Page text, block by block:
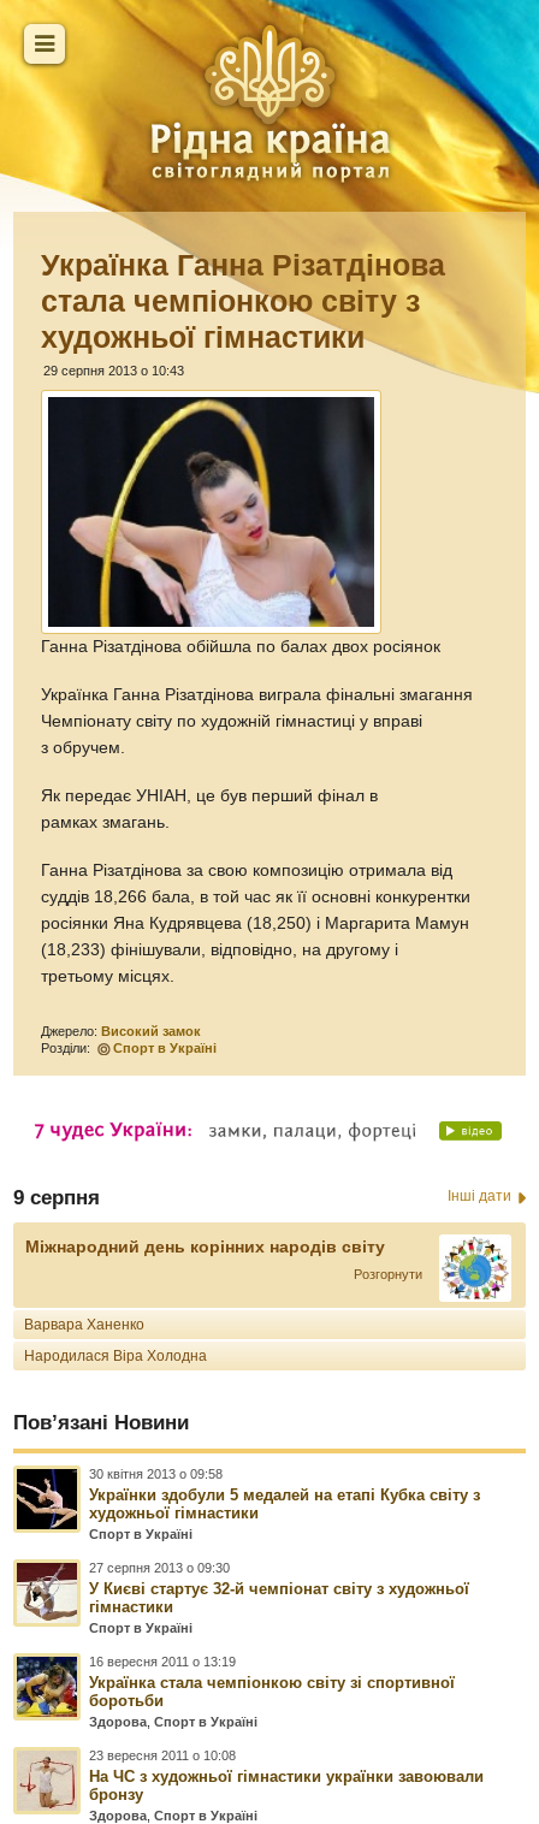
Українка Ганна Різатдінова
стала чемпіонкою світу з
художньої гімнастики
29 серпня 2013 о 10:43
Ганна Різатдінова обійшла по балах двох росіянок
Українка Ганна Різатдінова виграла фінальні змагання
Чемпіонату світу по художній гімнастиці у вправі
з обручем.
Як передає УНІАН, це був перший фінал в
рамках змагань.
Ганна Різатдінова за свою композицію отримала від
суддів 18,266 бала, в той час як її основні конкурентки
росіянки Яна Кудрявцева (18,250) і Маргарита Мамун
(18,233) фінішували, відповідно, на другому і
третьому місцях.
Джерело:Високий замок
Розділи:
Спорт в Україні
9 серпня Інші дати
Міжнародний день корінних народів світу
Розгорнути
Варвара Ханенко
Народилася Віра Холодна
Пов’язані Новини
30 квітня 2013 о 09:58
Українки здобули 5 медалей на етапі Кубка світу з
художньої гімнастики
Спорт в Україні
27 серпня 2013 о 09:30
У Києві стартує 32-й чемпіонат світу з художньої
гімнастики
Спорт в Україні
16 вересня 2011 о 13:19
Українка стала чемпіонкою світу зі спортивної
боротьби
Здорова ,Спорт в Україні
23 вересня 2011 о 10:08
На ЧС з художньої гімнастики українки завоювали
бронзу
Здорова ,Спорт в Україні